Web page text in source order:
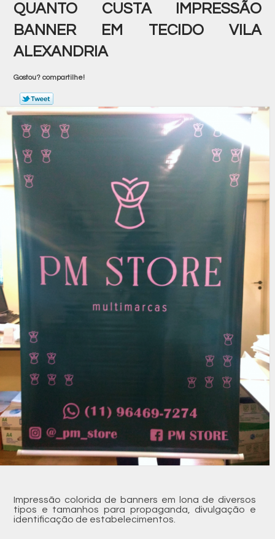
QUANTO CUSTA IMPRESSÃO
BANNER EM TECIDO VILA
ALEXANDRIA
Gostou? compartilhe!
Impressão colorida de banners em lona de diversos
tipos e tamanhos para propaganda, divulgação e
identificação de estabelecimentos.